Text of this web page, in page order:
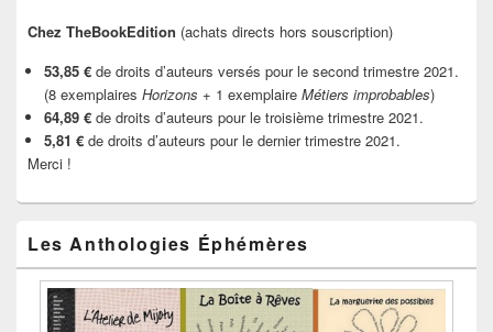
Chez TheBookEdition (achats directs hors souscription)
53,85 € de droits d’auteurs versés pour le second trimestre 2021.
(8 exemplaires Horizons + 1 exemplaire Métiers improbables)
64,89 € de droits d’auteurs pour le troisième trimestre 2021.
5,81 € de droits d’auteurs pour le dernier trimestre 2021.
Merci !
Les Anthologies Éphémères